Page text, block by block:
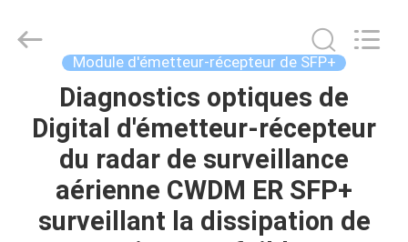
MAISON
PRODUITS
HiLink
Technology
Module d'émetteur-récepteur de SFP+
Diagnostics optiques de
Digital d'émetteur-récepteur
du radar de surveillance
aérienne CWDM ER SFP+
surveillant la dissipation de